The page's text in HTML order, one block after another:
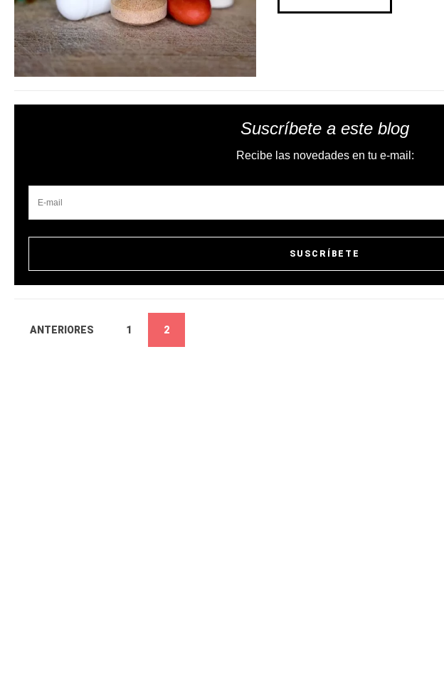
Suscríbete a este blog
Recibe las novedades en tu e-mail:
ANTERIORES 1 2